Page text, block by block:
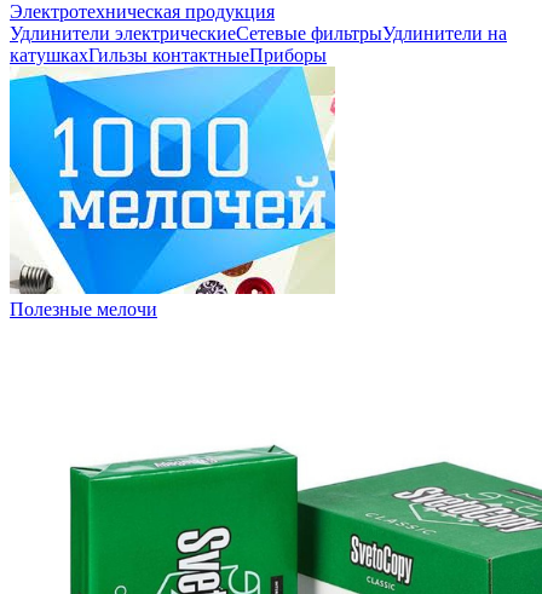
Электротехническая продукция
Удлинители электрическиеСетевые фильтрыУдлинители на
катушкахГильзы контактныеПриборы
Полезные мелочи